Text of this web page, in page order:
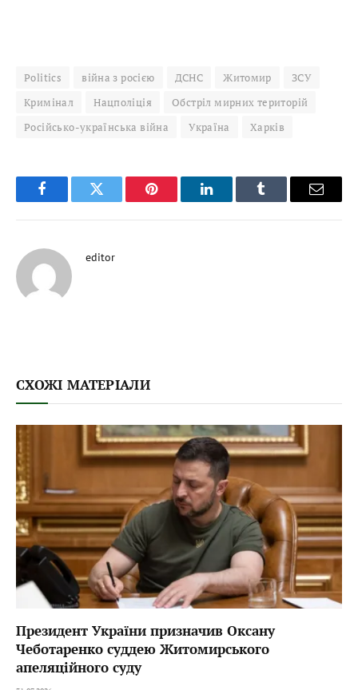
Politics війна з росією ДСНС Житомир
ЗСУ
Кримінал
Нацполіція
Обстріл мирних територій
Російсько-українська війна
Україна Харків
FacebookTwitter Pinterest LinkedInTumblr Email
editor
СХОЖІ МАТЕРІАЛИ
Президент України призначив Оксану
Чеботаренко суддею Житомирського
апеляційного суду